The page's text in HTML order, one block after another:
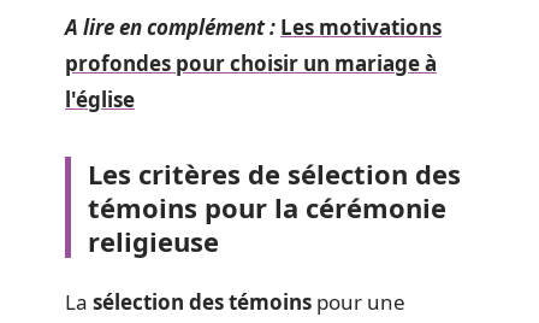
A lire en complément : Les motivations
profondes pour choisir un mariage à
l'église
Les critères de sélection des
témoins pour la cérémonie
religieuse
La sélection des témoins pour une